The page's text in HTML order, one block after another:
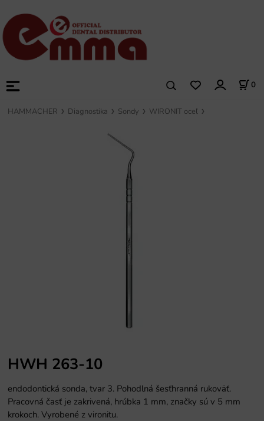
0
HAMMACHER Diagnostika Sondy WIRONIT oceľ
HWH 263-10
endodontická sonda, tvar 3. Pohodlná šesťhranná rukoväť.
Pracovná časť je zakrivená, hrúbka 1 mm, značky sú v 5 mm
krokoch. Vyrobené z vironitu.